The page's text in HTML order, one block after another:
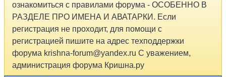
ознакомиться с правилами форума - ОСОБЕННО В
РАЗДЕЛЕ ПРО ИМЕНА И АВАТАРКИ. Если
регистрация не проходит, для помощи с
регистрацией пишите на адрес техподдержки
форума krishna-forum@yandex.ru С уважением,
администрация форума Кришна.ру